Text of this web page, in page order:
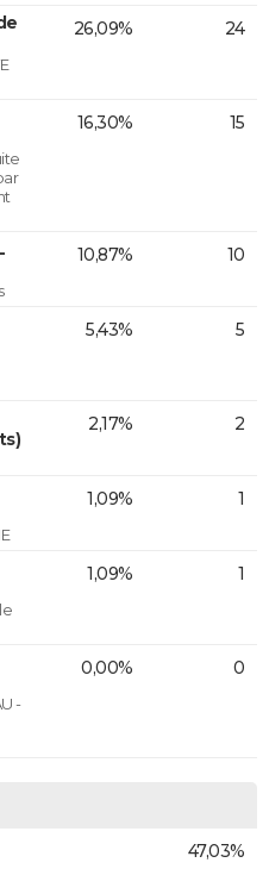
26,09% 24
16,30% 15
10,87% 10
5,43% 5
2,17% 2
1,09% 1
1,09% 1
-
0,00% 0
47,03%